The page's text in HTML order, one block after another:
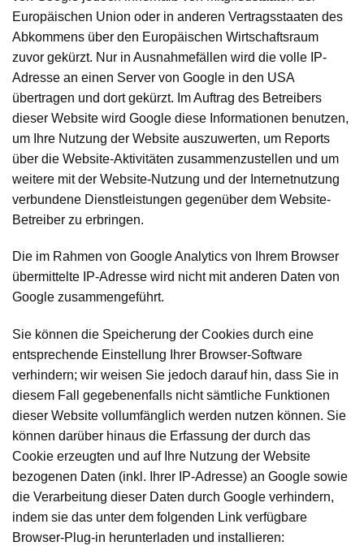
Europäischen Union oder in anderen Vertragsstaaten des
Abkommens über den Europäischen Wirtschaftsraum
zuvor gekürzt. Nur in Ausnahmefällen wird die volle IP-
Adresse an einen Server von Google in den USA
übertragen und dort gekürzt. Im Auftrag des Betreibers
dieser Website wird Google diese Informationen benutzen,
um Ihre Nutzung der Website auszuwerten, um Reports
über die Website-Aktivitäten zusammenzustellen und um
weitere mit der Website-Nutzung und der Internetnutzung
verbundene Dienstleistungen gegenüber dem Website-
Betreiber zu erbringen.
Die im Rahmen von Google Analytics von Ihrem Browser
übermittelte IP-Adresse wird nicht mit anderen Daten von
Google zusammengeführt.
Sie können die Speicherung der Cookies durch eine
entsprechende Einstellung Ihrer Browser-Software
verhindern; wir weisen Sie jedoch darauf hin, dass Sie in
diesem Fall gegebenenfalls nicht sämtliche Funktionen
dieser Website vollumfänglich werden nutzen können. Sie
können darüber hinaus die Erfassung der durch das
Cookie erzeugten und auf Ihre Nutzung der Website
bezogenen Daten (inkl. Ihrer IP-Adresse) an Google sowie
die Verarbeitung dieser Daten durch Google verhindern,
indem sie das unter dem folgenden Link verfügbare
Browser-Plug-in herunterladen und installieren: